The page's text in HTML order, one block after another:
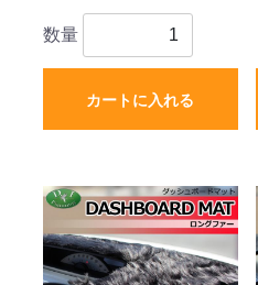
数量
カートに入れる